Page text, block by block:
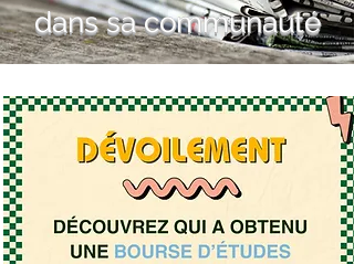
dans sa communauté